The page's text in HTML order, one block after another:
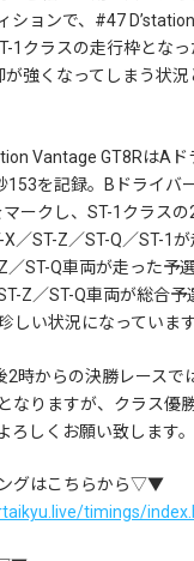
ションで、#47
1クラスの走行枠とな
が強くなってしまう状況
Vantage GT8RはA
153を記録。Bドライバ
ークし、ST-1クラス
／ST-Z／ST-Q／ST-1
／ST-Q車両が走った予
Z／ST-Q車両が総合予
しい状況になっています
2時からの決勝レースで
なりますが、クラス優
ろしくお願い致します。
グはこちらから▽▼
timings/